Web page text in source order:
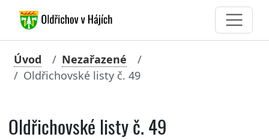
Úvod
Nezařazené
Oldřichovské listy č. 49
Oldřichovské listy č. 49